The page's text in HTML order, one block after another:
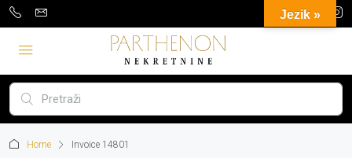
Home Invoice 14801
Jezik »